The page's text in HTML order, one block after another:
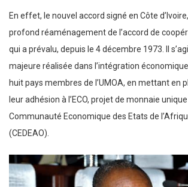
En effet, le nouvel accord signé en Côte
profond réaménagement de l’accord de
qui a prévalu, depuis le 4 décembre 1973. Il
majeure réalisée dans l’intégration
huit pays membres de l’UMOA, en mettant en
leur adhésion à l’ECO, projet de monnaie
Communauté Economique des Etats de
(CEDEAO).